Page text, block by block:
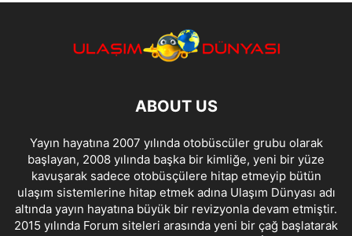
ABOUT US
Yayın hayatına 2007 yılında otobüscüler grubu olarak
başlayan, 2008 yılında başka bir kimliğe, yeni bir yüze
kavuşarak sadece otobüsçülere hitap etmeyip bütün
ulaşım sistemlerine hitap etmek adına Ulaşım Dünyası adı
altında yayın hayatına büyük bir revizyonla devam etmiştir.
2015 yılında Forum siteleri arasında yeni bir çağ başlatarak